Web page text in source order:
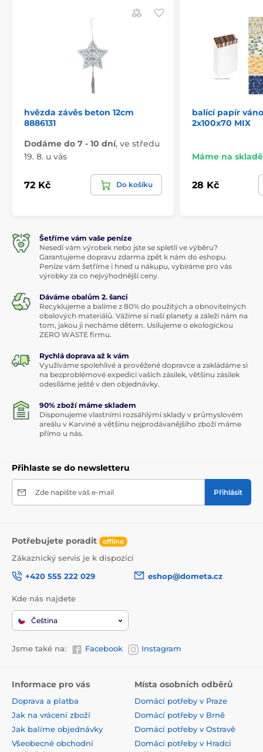
hvězda závěs beton 12cm
8886131
Dodáme do 7 - 10 dní, ve středu
19. 8. u vás
72 Kč Do košíku
balící papír
2x100x70 MIX
Máme na skladě
28 Kč
Šetříme vám vaše peníze
Nesedí vám výrobek nebo jste se spletli ve výběru?
Garantujeme dopravu zdarma zpět k nám do eshopu.
Peníze vám šetříme i hned u nákupu, vybíráme pro vás
výrobky za co nejvýhodnější ceny.
Dáváme obalům 2. šanci
Recyklujeme a balíme z 80% do použitých a obnovitelných
obalových materiálů. Vážíme si naší planety a záleží nám na
tom, jakou ji necháme dětem. Usilujeme o ekologickou
ZERO WASTE firmu.
Rychlá doprava až k vám
Využíváme spolehlivé a prověžené dopravce a zakládáme si
na bezproblémové expedici vašich zásilek, většinu zásilek
odesíláme ještě v den objednávky.
90% zboží máme skladem
Disponujeme vlastními rozsáhlými sklady v průmyslovém
areálu v Karviné a většinu nejprodávanějšího zboží máme
přímo u nás.
Přihlaste se do newsletteru
Zde napište váš e-mail Přihlásit
Potřebujete poradit offline
Zákaznický servis je k dispozici
+420 555 222 029
eshop@dometa.cz
Kde nás najdete
Čeština
Jsme také na: Facebook Instagram
Informace pro vás
Doprava a platba
Jak na vrácení zboží
Jak balíme objednávky
Všeobecné obchodní
Místa osobních odběrů
Domácí potřeby v Praze
Domácí potřeby v Brně
Domácí potřeby v Ostravě
Domácí potřeby v Hradci